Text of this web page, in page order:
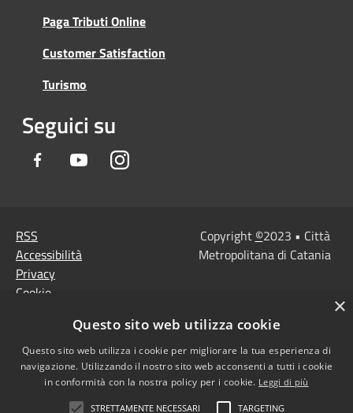
Paga Tributi Online
Customer Satisfaction
Turismo
Seguici su
Facebook YoutubeInstagram
RSS
Accessibilità
Privacy
Cookie
Note Legali
Agenzia per l'Italia
digitale
Copyright ©2023 • Città
Metropolitana di Catania
×
Questo sito web utilizza cookie
Questo sito web utilizza i cookie per migliorare la tua esperienza di
navigazione. Utilizzando il nostro sito web acconsenti a tutti i cookie
in conformità con la nostra policy per i cookie. Leggi di più
STRETTAMENTE NECESSARI TARGETING